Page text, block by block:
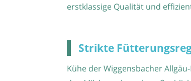
erstklassige Qualität und
Strikte
Kühe der Wiggensbacher